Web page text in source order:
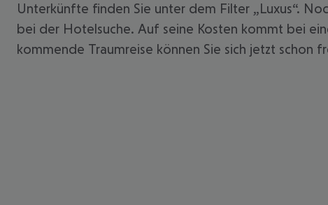
Unterkünfte finden Sie unter dem Filter „Luxus“.
bei der Hotelsuche. Auf seine Kosten kommt bei
kommende Traumreise können Sie sich jetzt schon